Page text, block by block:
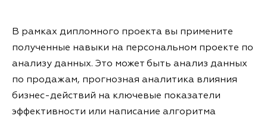
В рамках дипломного проекта вы примените
полученные навыки на персональном проекте по
анализу данных. Это может быть анализ данных
по продажам, прогнозная аналитика влияния
бизнес-действий на ключевые показатели
эффективности или написание алгоритма